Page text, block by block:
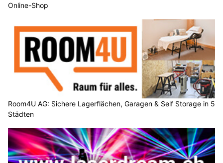
Online-Shop
Room4U AG: Sichere Lagerflächen, Garagen & Self Storage in 5
Städten